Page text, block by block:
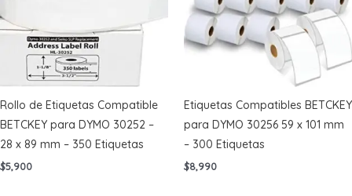
Rollo de Etiquetas Compatible
BETCKEY para DYMO 30252 –
28 x 89 mm – 350 Etiquetas
$5,900
Etiquetas Compatibles BETCKEY
para DYMO 30256 59 x 101 mm
– 300 Etiquetas
$8,990